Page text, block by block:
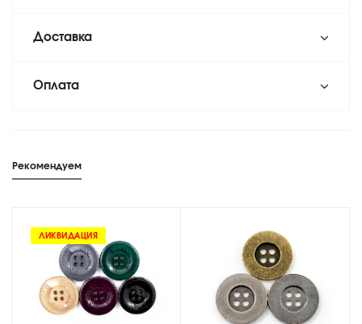
Доставка
Оплата
Рекомендуем
ЛИКВИДАЦИЯ